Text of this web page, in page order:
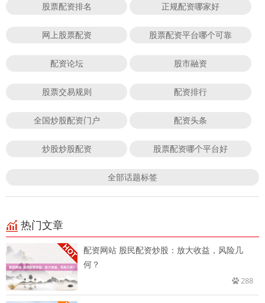
股票配资排名 正规配资哪家好
网上股票配资 股票配资平台哪个可靠
配资论坛 股市融资
股票交易规则 配资排行
全国炒股配资门户 配资头条
炒股炒股配资 股票配资哪个平台好
全部话题标签
热门文章
配资网站 股民配资炒股：放大收益，风险几
何？
288